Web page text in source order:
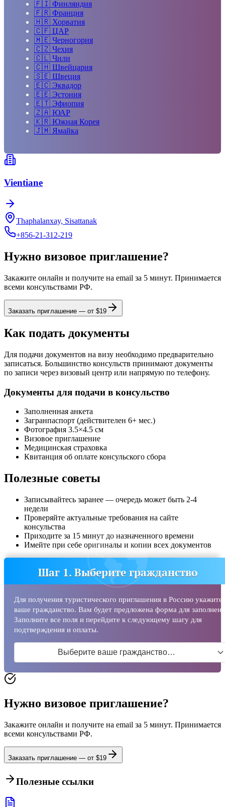
🇫🇮 Финляндия
🇫🇷 Франция
🇭🇷 Хорватия
🇨🇫 ЦАР
🇲🇪 Черногория
🇨🇿 Чехия
🇨🇱 Чили
🇨🇭 Швейцария
🇸🇪 Швеция
🇪🇨 Эквадор
🇪🇪 Эстония
🇪🇹 Эфиопия
🇿🇦 ЮАР
🇰🇷 Южная Корея
🇯🇲 Ямайка
Vientiane
Thaphalanxay, Sisattanak
+856-21-312-219
Нужно визовое приглашение?
Закажите онлайн и получите на email за 5 минут. Принимается
всеми консульствами РФ.
Заказать приглашение — от $19
Как подать документы
Для подачи документов на визу необходимо предварительно
записаться. Большинство консульств принимают документы
по записи через визовый центр или напрямую по телефону.
Документы для подачи в консульство
Заполненная анкета
Загранпаспорт (действителен 6+ мес.)
Фотография 3.5×4.5 см
Визовое приглашение
Медицинская страховка
Квитанция об оплате консульского сбора
Полезные советы
Записывайтесь заранее — очередь может быть 2-4
недели
Проверяйте актуальные требования на сайте
консульства
Приходите за 15 минут до назначенного времени
Имейте при себе оригиналы и копии всех документов
Шаг 1. Выберите гражданство
Для получения туристического приглашения в Россию укажите
ваше гражданство. Вам будет предложена форма для
Заполните все поля и перейдите к следующему шагу для
подтверждения и оплаты.
Выберите ваше гражданство…
Нужно визовое приглашение?
Закажите онлайн и получите на email за 5 минут. Принимается
всеми консульствами РФ.
Заказать приглашение — от $19
Полезные ссылки